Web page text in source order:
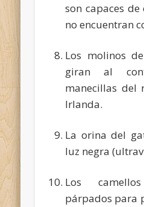
son capaces de
no encuentran
Los molinos
giran al
manecillas del
Irlanda.
La orina del
luz negra
Los
párpados para